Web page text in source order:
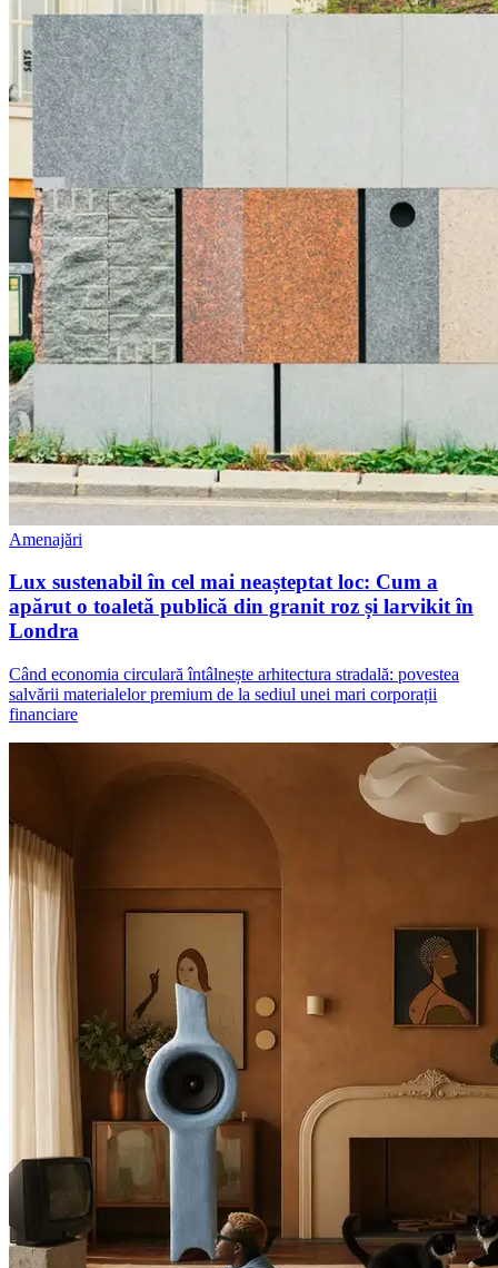
Amenajări
Lux sustenabil în cel mai neașteptat loc: Cum a
apărut o toaletă publică din granit roz și larvikit în
Londra
Când economia circulară întâlnește arhitectura stradală: povestea
salvării materialelor premium de la sediul unei mari corporații
financiare